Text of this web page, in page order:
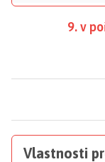
9. v
Vlastnosti